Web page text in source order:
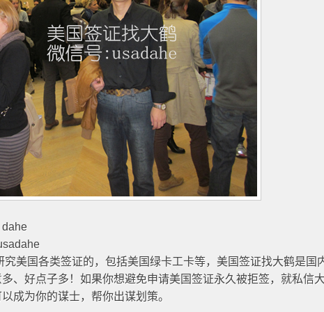
dahe
美国各类签证的，包括美国绿卡工卡等，美国签证找大鹤是国
、好点子多！如果你想避免申请美国签证永久被拒签，就私信
成为你的谋士，帮你出谋划策。